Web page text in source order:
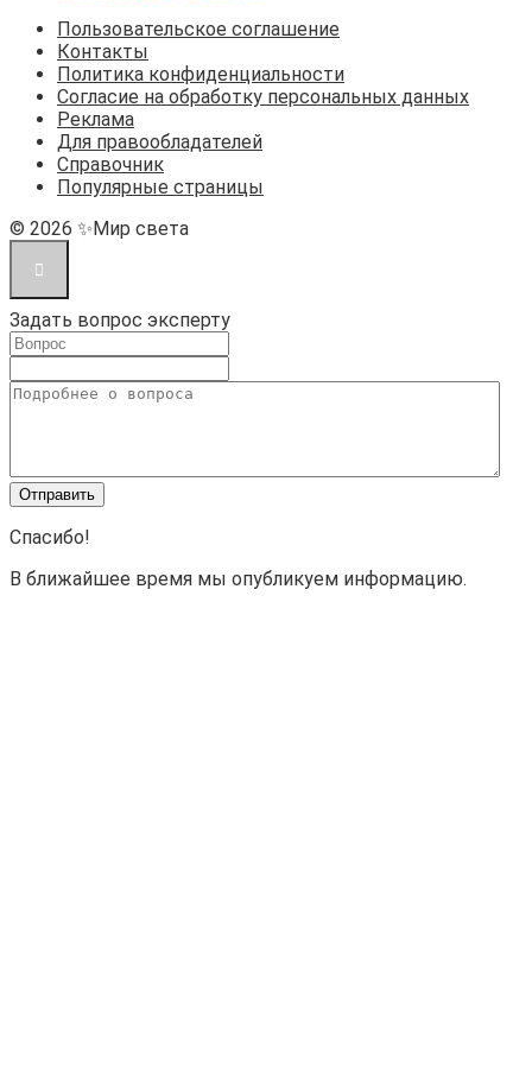
Пользовательское соглашение
Контакты
Политика конфиденциальности
Согласие на обработку персональных данных
Реклама
Для правообладателей
Справочник
Популярные страницы
© 2026 ✨Мир света
Задать вопрос эксперту
Спасибо!
В ближайшее время мы опубликуем информацию.